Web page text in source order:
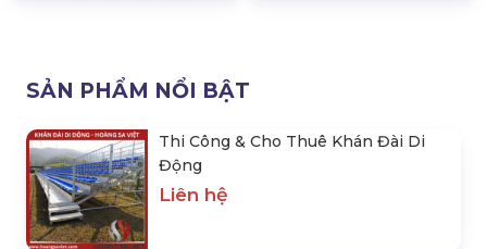
SẢN PHẨM NỔI BẬT
Thi Công & Cho Thuê Khán Đài Di
Động
Liên hệ